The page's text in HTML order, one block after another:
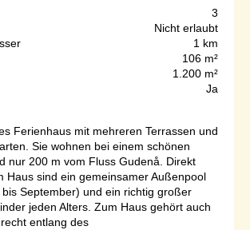
3
Nicht erlaubt
1 km
106 m²
1.200 m²
Ja
Ferienhaus mit mehreren Terrassen und
Sie wohnen bei einem schönen
nur 200 m vom Fluss Gudenå. Direkt
Haus sind ein gemeinsamer Außenpool
September) und ein richtig großer
jeden Alters. Zum Haus gehört auch
entlang des